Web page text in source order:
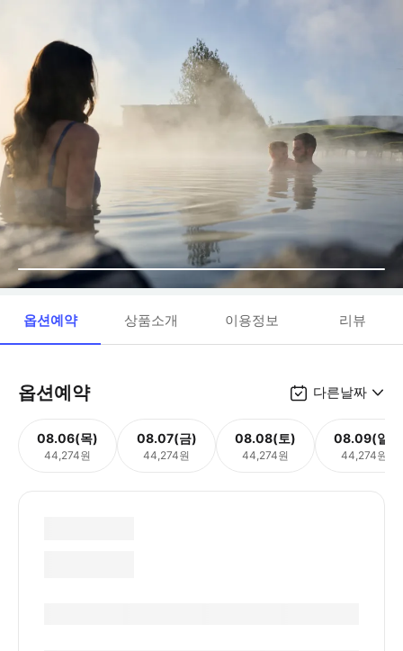
옵션예약 상품소개 이용정보 리뷰
옵션예약 다른날짜
08.06(목)
44,274원
08.07(금)
44,274원
08.08(토)
44,274원
08.09(일)
44,274원